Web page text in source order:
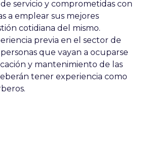
servicio y comprometidas con
a emplear sus mejores
cotidiana del mismo.
previa en el sector de
que vayan a ocuparse
y mantenimiento de las
tener experiencia como